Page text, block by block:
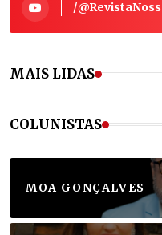
/
MAIS LIDAS
COLUNISTAS
MOA GONÇALVES